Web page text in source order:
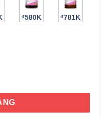
₫580K ₫781K
bà bầu Blackmores